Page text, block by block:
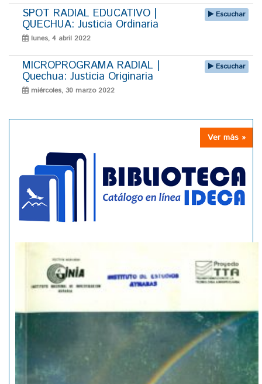
SPOT RADIAL EDUCATIVO |
QUECHUA: Justicia Ordinaria
lunes, 4 abril 2022
Escuchar
MICROPROGRAMA RADIAL |
Quechua: Justicia Originaria
miércoles, 30 marzo 2022
Escuchar
Ver más »